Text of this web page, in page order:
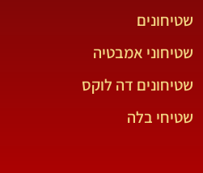
שטיחונים
שטיחוני אמבטיה
שטיחונים דה לוקס
שטיחי בלה